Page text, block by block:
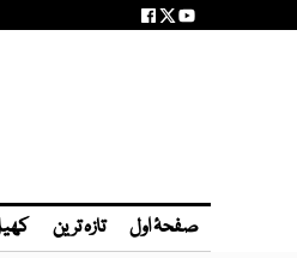
صفحۂ اول تازہ ترین